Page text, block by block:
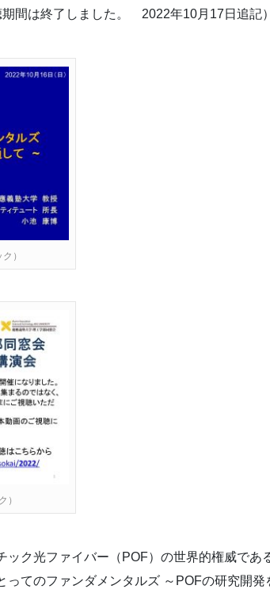
期間は終了しました。 2022年10月17日追記）
）
）
ック光ファイバー（POF）の世界的権威であ
ってのファンダメンタルズ ～POFの研究開